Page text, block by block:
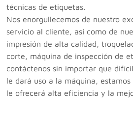
técnicas de etiquetas.
Nos enorgullecemos de nuestro
servicio al cliente, así como de
impresión de alta calidad,
corte, máquina de inspección de
contáctenos sin importar que
le dará uso a la máquina, estamos
le ofrecerá alta eficiencia y la